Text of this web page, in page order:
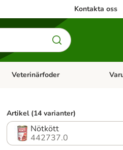
Kontakta oss
Fågel
Open category menu: Häst
Veterinärfoder
Artikel (14 varianter)
Nötkött
442737.0